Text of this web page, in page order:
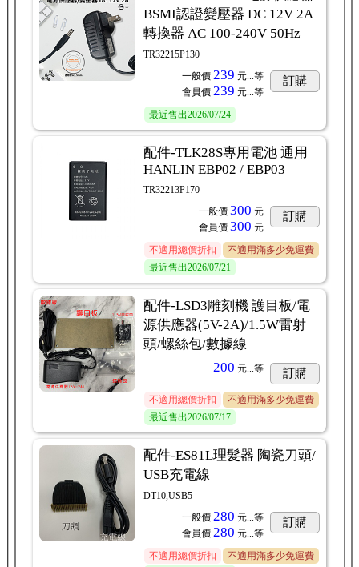
BSMI認證變壓器 DC 12V 2A
轉換器 AC 100-240V 50Hz
TR32215P130
一般價 239 元...等
會員價 239 元...等
訂購
最近售出2026/07/24
配件-TLK28S專用電池 通用
HANLIN EBP02 / EBP03
TR32213P170
一般價 300 元
會員價 300 元
訂購
不適用總價折扣
不適用滿多少免運費
最近售出2026/07/21
配件-LSD3雕刻機 護目板/電
源供應器(5V-2A)/1.5W雷射
頭/螺絲包/數據線
200 元...等 訂購
不適用總價折扣
不適用滿多少免運費
最近售出2026/07/17
配件-ES81L理髮器 陶瓷刀頭/
USB充電線
DT10,USB5
一般價 280 元...等
會員價 280 元...等
訂購
不適用總價折扣
不適用滿多少免運費